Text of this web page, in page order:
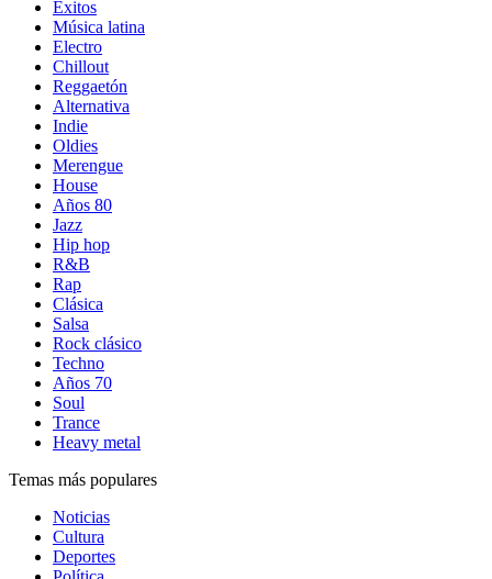
Éxitos
Música latina
Electro
Chillout
Reggaetón
Alternativa
Indie
Oldies
Merengue
House
Años 80
Jazz
Hip hop
R&B
Rap
Clásica
Salsa
Rock clásico
Techno
Años 70
Soul
Trance
Heavy metal
Temas más populares
Noticias
Cultura
Deportes